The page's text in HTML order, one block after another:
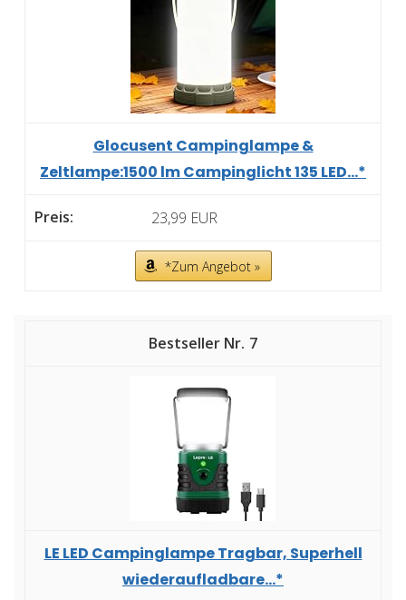
Glocusent Campinglampe &
Zeltlampe:1500 lm Campinglicht 135 LED...*
23,99 EUR
*Zum Angebot »
7
LE LED Campinglampe Tragbar, Superhell
wiederaufladbare...*